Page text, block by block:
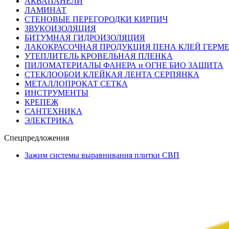
ЛАМИНАТ
СТЕНОВЫЕ ПЕРЕГОРОДКИ КИРПИЧ
ЗВУКОИЗОЛЯЦИЯ
БИТУМНАЯ ГИДРОИЗОЛЯЦИЯ
ЛАКОКРАСОЧНАЯ ПРОДУКЦИЯ ПЕНА КЛЕЙ
УТЕПЛИТЕЛЬ КРОВЕЛЬНАЯ ПЛЕНКА
ПИЛОМАТЕРИАЛЫ ФАНЕРА и ОГНЕ БИО ЗАЩИТА
СТЕКЛООБОИ КЛЕЙКАЯ ЛЕНТА СЕРПЯНКА
МЕТАЛЛОПРОКАТ СЕТКА
ИНСТРУМЕНТЫ
КРЕПЕЖ
САНТЕХНИКА
ЭЛЕКТРИКА
Спецпредложения
Зажим системы выравнивания плитки СВП